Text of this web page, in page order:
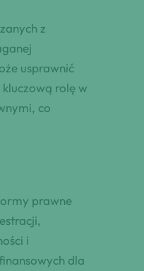
z
usprawnić
rolę w
co
prawne
i
dla